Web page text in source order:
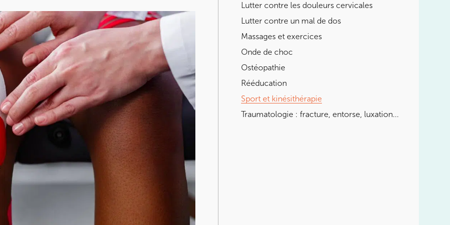
DOULEURS ET BLESSURES DE LA HANCHE ET DE
LA CUISSE
DOULEURS ET BLESSURES DU GENOU ET DE LA
JAMBE
LES MALADIES EN RHUMATOLOGIE
DÉBUTER OU REPRENDRE LE
SPORT
DU SPORT POUR PRÉPARER LES
BOOSTER LES PERFORMANCES
Lutter contre les douleurs cervicales
Lutter contre un mal de dos
Massages et exercices
Onde de choc
Ostéopathie
Rééducation
Sport et kinésithérapie
Traumatologie : fracture, entorse, luxation...
KOSS, votre